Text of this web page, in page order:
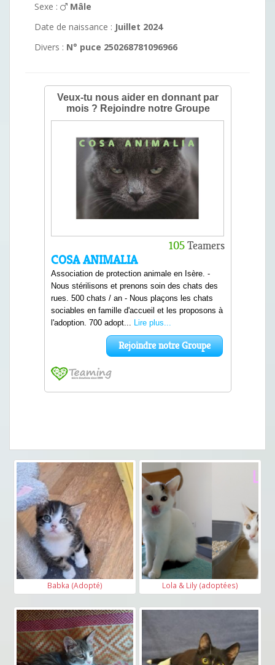
Sexe :
Mâle
Date de naissance : Juillet 2024
Divers : N° puce 250268781096966
Babka (Adopté) Lola & Lily (adoptées)